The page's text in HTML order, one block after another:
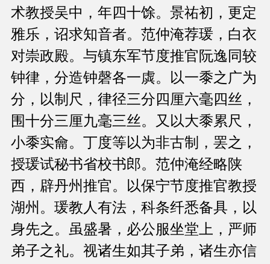
术教授吴中，年四十馀。景祐初，更定
雅乐，诏求知音者。范仲淹荐瑗，白衣
对崇政殿。与镇东军节度推官阮逸同较
钟律，分造钟磬各一虡。以一黍之广为
分，以制尺，律径三分四厘六毫四丝，
围十分三厘九毫三丝。又以大黍累尺，
小黍实龠。丁度等以为非古制，罢之，
授瑗试秘书省校书郎。范仲淹经略陕
西，辟丹州推官。以保宁节度推官教授
湖州。瑗教人有法，科条纤悉备具，以
身先之。虽盛暑，必公服坐堂上，严师
弟子之礼。视诸生如其子弟，诸生亦信